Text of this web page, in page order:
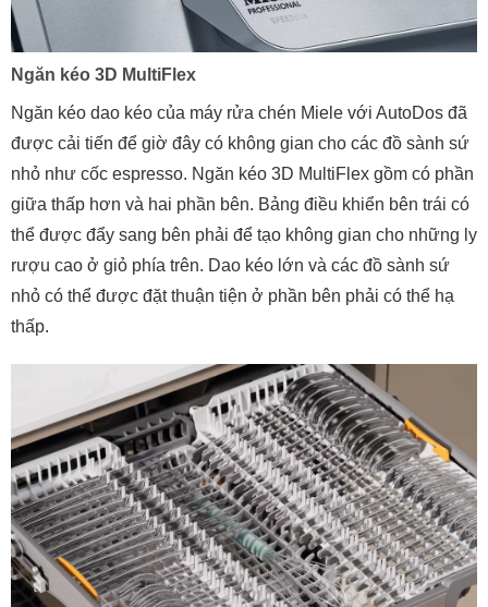
Ngăn kéo 3D MultiFlex
Ngăn kéo dao kéo của máy rửa chén Miele với AutoDos đã
được cải tiến để giờ đây có không gian cho các đồ sành sứ
nhỏ như cốc espresso. Ngăn kéo 3D MultiFlex gồm có phần
giữa thấp hơn và hai phần bên. Bảng điều khiển bên trái có
thể được đẩy sang bên phải để tạo không gian cho những ly
rượu cao ở giỏ phía trên. Dao kéo lớn và các đồ sành sứ
nhỏ có thể được đặt thuận tiện ở phần bên phải có thể hạ
thấp.